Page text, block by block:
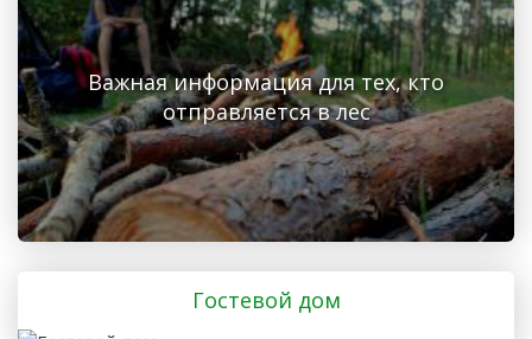
Важная информация для тех, кто
отправляется в лес
Гостевой дом